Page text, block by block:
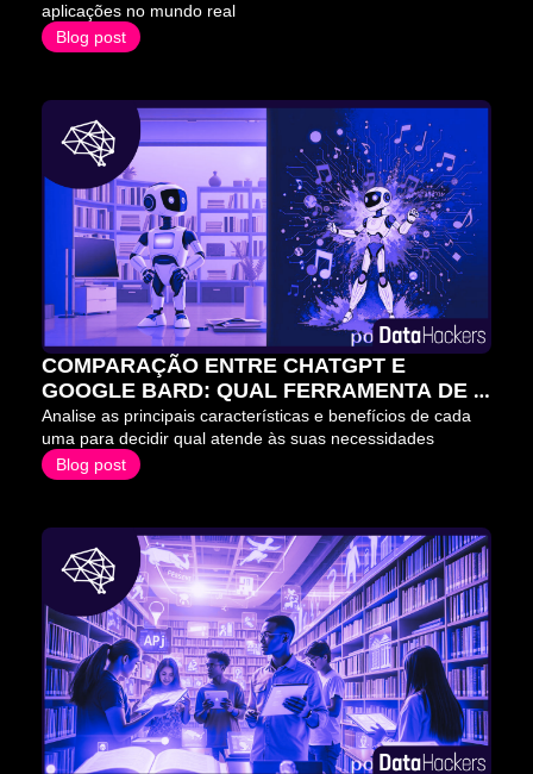
aplicações no mundo real
Blog post
COMPARAÇÃO ENTRE CHATGPT E
GOOGLE BARD: QUAL FERRAMENTA DE
IA É A MELHOR PARA VOCÊ?
Analise as principais características e benefícios de cada
uma para decidir qual atende às suas necessidades
Blog post